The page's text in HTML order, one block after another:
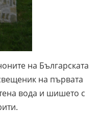
на Българската
на първата
вода и шишето с